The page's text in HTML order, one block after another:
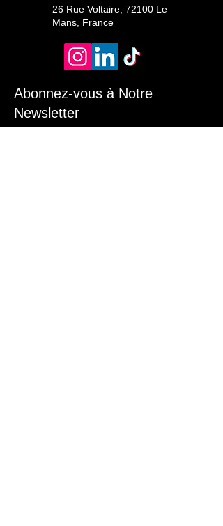
26 Rue Voltaire, 72100 Le
Mans, France
Abonnez-vous à Notre
Newsletter